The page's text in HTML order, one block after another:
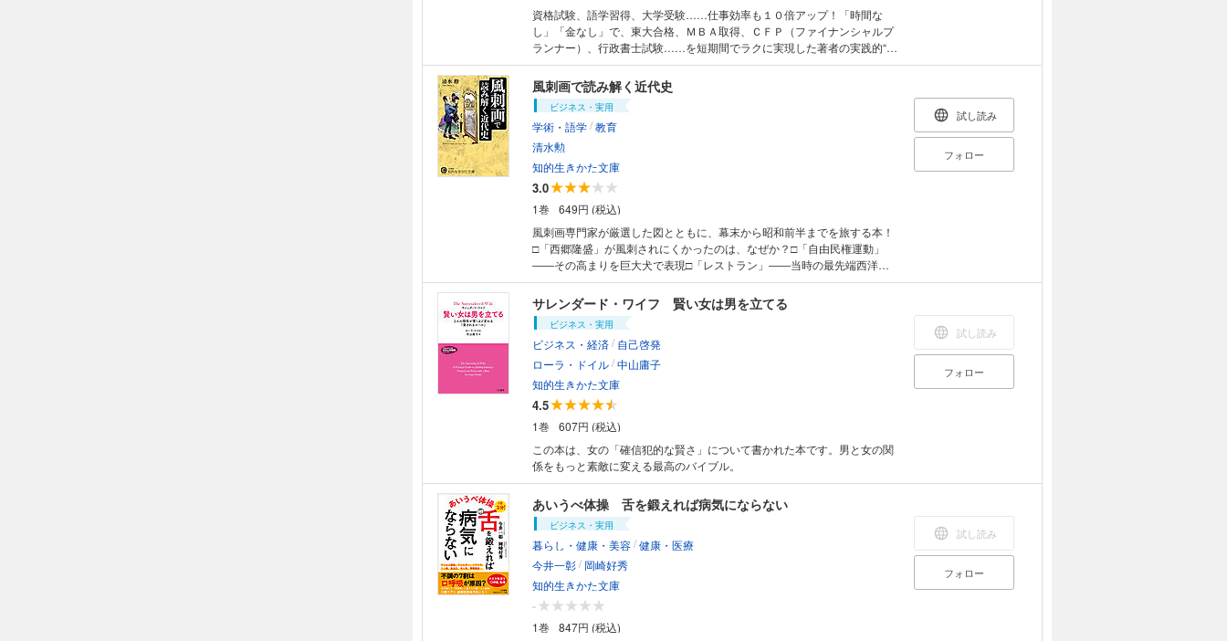
資格試験、語学習得、大学受験……仕事効率も１０倍アップ！「時間な
し」「金なし」で、東大合格、ＭＢＡ取得、ＣＦＰ（ファイナンシャルプ
ランナー）、行政書士試験……を短期間でラクに実現した著者の実践的“裏
技”満載。あなたの常識をひっくり返す新しい「記憶勉強法」！◎記憶しな
がら速く読む「ハイパー速読術」◎《択一式試験》突破のための６つのポ
イント◎記憶強化の秘訣は「忘れること」!?◎初対面の人の名前を「すぐ
覚えて、忘れない」コツ◎６０分で８０単語を覚えられる語学学習のキ
モ……etc.始めた日から、自分の脳が、情報をどんどん積極的に吸収して
いくのを、実感できるはずです――！この１冊だけで、あなたも今すぐ
「記憶上手」になれる！
風刺画で読み解く近代史
ビジネス・実用
学術・語学/教育
清水勲
知的生きかた文庫
3.0
1巻
649円 (税込)
風刺画専門家が厳選した図とともに、幕末から昭和前半までを旅する本！
□「西郷隆盛」が風刺されにくかったのは、なぜか？□「自由民権運動」
――その高まりを巨大犬で表現□「レストラン」――当時の最先端西洋料
理店とは□「鉄道」――明治の中流が乗った二等車□「大逆事件」を風刺し
た数少ない一点□「第二次世界大戦」――甘く見た戦況判断……日本史の
復習にも、受験対策にも最適！
試し読み
フォロー
サレンダード・ワイフ 賢い女は男を立てる
ビジネス・実用
ビジネス・経済/ 自己啓発
ローラ・ドイル/中山庸子
知的生きかた文庫
4.5
1巻
607円 (税込)
この本は、女の「確信犯的な賢さ」について書かれた本です。男と女の関
係をもっと素敵に変える最高のバイブル。
試し読み
フォロー
あいうべ体操 舌を鍛えれば病気にならない
ビジネス・実用
暮らし・健康・美容/健康・医療
今井一彰/ 岡崎好秀
知的生きかた文庫
-
1巻
847円 (税込)
試し読み
フォロー